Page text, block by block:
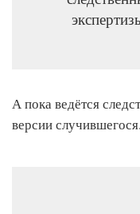
А пока ведётся
версии случившегося.